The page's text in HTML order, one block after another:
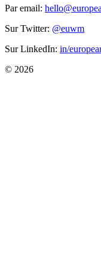
Par email:
Sur Twitter: @euwm
Sur LinkedIn: in/
© 2026